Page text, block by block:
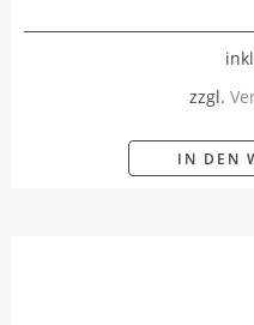
zzgl.
IN DEN